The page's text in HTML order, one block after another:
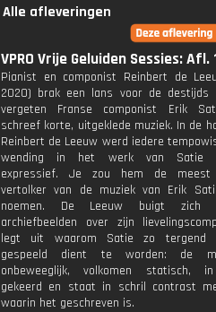
Alle afleveringen
VPRO Vrije Geluiden Sessies: Afl.
Pianist en componist Reinbert de
2020) brak een lans voor de destijds
vergeten Franse componist Erik
schreef korte, uitgeklede muziek. In de
Reinbert de Leeuw werd iedere
wending in het werk van Satie
expressief. Je zou hem de meest
vertolker van de muziek van Erik
noemen. De Leeuw buigt zich
archiefbeelden over zijn
legt uit waarom Satie zo tergend
gespeeld dient te worden: de
onbeweeglijk, volkomen statisch,
gekeerd en staat in schril contrast
waarin het geschreven is.